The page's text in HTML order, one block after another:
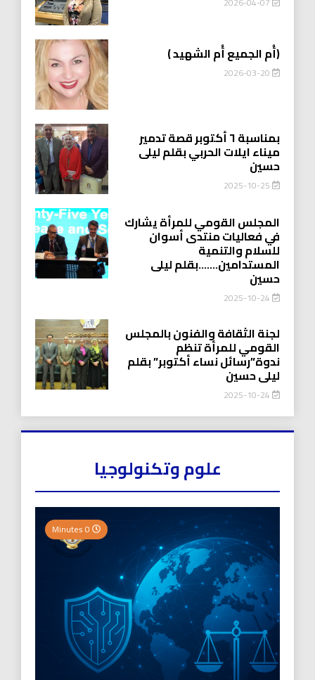
(أُم الجميع أُم الشهيد )
2026-03-20
بمناسبة ٦ أكتوبر قصة تدمير
ميناء ايلات الحربي بقلم ليلى
حسين
2025-10-25
المجلس القومي للمرأة يشارك
في فعاليات منتدى أسوان
للسلام والتنمية
المستدامين…….بقلم ليلى
حسين
2025-10-24
لجنة الثقافة والفنون بالمجلس
القومي للمرأة تنظم
ندوة”رسائل نساء أكتوبر” بقلم
ليلى حسين
2025-10-24
علوم وتكنولوجيا